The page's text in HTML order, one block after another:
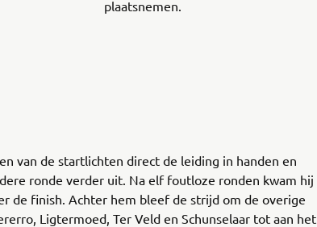
plaatsnemen.
van de startlichten direct de leiding in handen en
ronde verder uit. Na elf foutloze ronden kwam hij
de finish. Achter hem bleef de strijd om de overige
Ligtermoed, Ter Veld en Schunselaar tot aan het